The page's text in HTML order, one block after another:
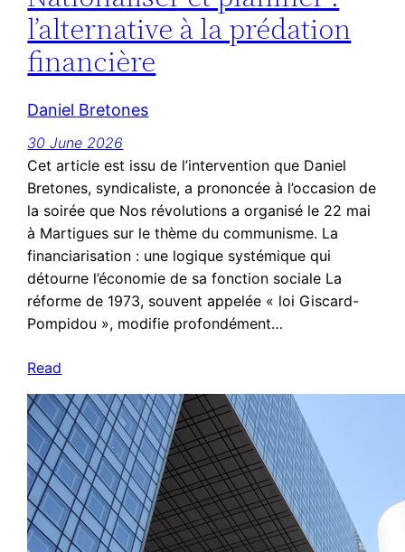
l’alternative à la prédation
financière
Daniel Bretones
30 June 2026
Cet article est issu de l’intervention que Daniel
Bretones, syndicaliste, a prononcée à l’occasion de
la soirée que Nos révolutions a organisé le 22 mai
à Martigues sur le thème du communisme. La
financiarisation : une logique systémique qui
détourne l’économie de sa fonction sociale La
réforme de 1973, souvent appelée « loi Giscard-
Pompidou », modifie profondément…
Read